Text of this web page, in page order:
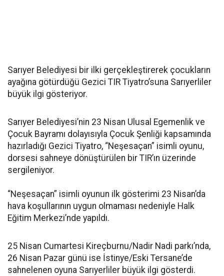
Sarıyer Belediyesi bir ilki gerçekleştirerek çocukların
ayağına götürdüğü Gezici TIR Tiyatro’suna Sarıyerliler
büyük ilgi gösteriyor.
Sarıyer Belediyesi’nin 23 Nisan Ulusal Egemenlik ve
Çocuk Bayramı dolayısıyla Çocuk Şenliği kapsamında
hazırladığı Gezici Tiyatro, “Neşesaçan” isimli oyunu,
dorsesi sahneye dönüştürülen bir TIR’ın üzerinde
sergileniyor.
“Neşesaçan” isimli oyunun ilk gösterimi 23 Nisan’da
hava koşullarının uygun olmaması nedeniyle Halk
Eğitim Merkezi’nde yapıldı.
25 Nisan Cumartesi Kireçburnu/Nadir Nadi parkı’nda,
26 Nisan Pazar günü ise İstinye/Eski Tersane’de
sahnelenen oyuna Sarıyerliler büyük ilgi gösterdi.